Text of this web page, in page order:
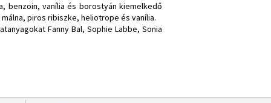
benzoin, vanília és borostyán kiemelkedő
piros ribiszke, heliotrope és vanília.
Fanny Bal, Sophie Labbe, Sonia